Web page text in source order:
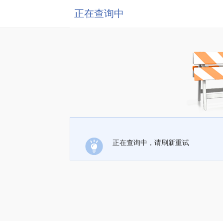
正在查询中
正在查询中，请刷新重试